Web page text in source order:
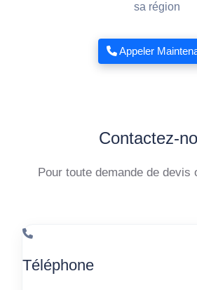
sa région
Appeler
Contactez-
Pour toute demande de devis
Téléphone